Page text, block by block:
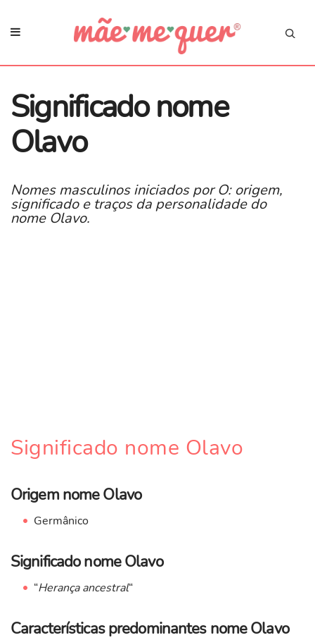
Significado nome
Olavo
Nomes masculinos iniciados por O: origem,
significado e traços da personalidade do
nome Olavo.
Significado nome Olavo
Origem nome Olavo
Germânico
Significado nome Olavo
“Herança ancestral“
Características predominantes nome Olavo